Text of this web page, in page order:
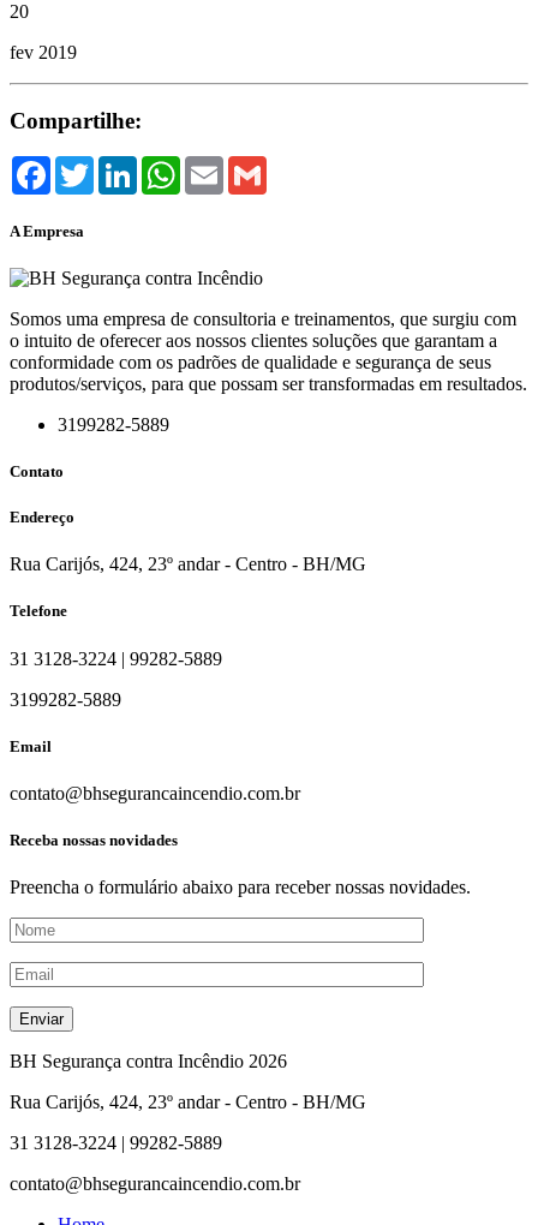
20
fev 2019
Compartilhe:
Facebook
TwitterLinkedInWhatsApp
Email
A Empresa
Somos uma empresa de consultoria e treinamentos, que surgiu com
o intuito de oferecer aos nossos clientes soluções que garantam a
conformidade com os padrões de qualidade e segurança de seus
produtos/serviços, para que possam ser transformadas em resultados.
3199282-5889
Contato
Endereço
Rua Carijós, 424, 23º andar - Centro - BH/MG
Telefone
31 3128-3224 | 99282-5889
3199282-5889
Email
contato@bhsegurancaincendio.com.br
Receba nossas novidades
Preencha o formulário abaixo para receber nossas novidades.
BH Segurança contra Incêndio 2026
Rua Carijós, 424, 23º andar - Centro - BH/MG
31 3128-3224 | 99282-5889
contato@bhsegurancaincendio.com.br